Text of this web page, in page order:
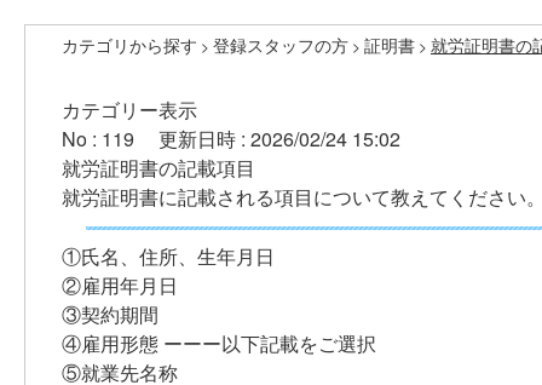
カテゴリから探す > 登録スタッフの方 > 証明書 > 就労証明書の
カテゴリー表示
No : 119
更新日時 : 2026/02/24 15:02
就労証明書の記載項目
就労証明書に記載される項目について教えてください
①氏名、住所、生年月日
②雇用年月日
③契約期間
④雇用形態 ーーー以下記載をご選択
⑤就業先名称